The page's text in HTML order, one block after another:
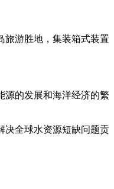
旅游胜地，集装箱式装置
源的发展和海洋经济的繁
决全球水资源短缺问题贡